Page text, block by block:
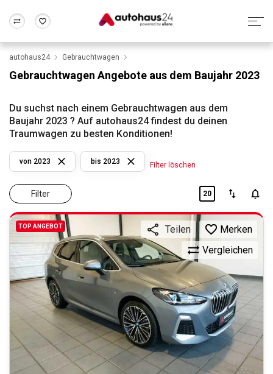
Wir bewerten dein Auto
Alle Fragen & Antworten
Rund um die Inzahlungnahme
Frankfurt Wuppertal
autohaus24 Gebrauchtwagen
Gebrauchtwagen Angebote aus dem Baujahr 2023
Du suchst nach einem Gebrauchtwagen aus dem
Baujahr 2023 ? Auf autohaus24 findest du deinen
Traumwagen zu besten Konditionen!
Filter
von 2023 bis 2023 Filter löschen
20
TOP ANGEBOT
Vergleichen
Teilen Merken